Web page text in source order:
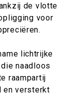
de vlotte
voor
lichtrijke
naadloos
raampartij
en versterkt